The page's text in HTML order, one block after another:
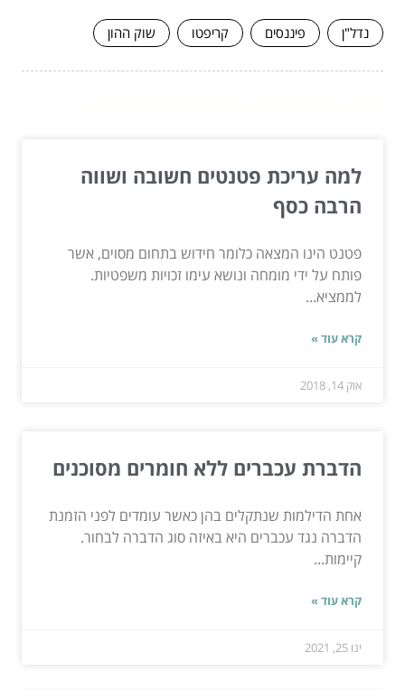
נדל"ן פיננסים קריפטו שוק ההון
למה עריכת פטנטים חשובה ושווה
הרבה כסף
פטנט הינו המצאה כלומר חידוש בתחום מסוים, אשר
פותח על ידי מומחה ונושא עימו זכויות משפטיות.
לממציא...
קרא עוד »
אוק 14, 2018
הדברת עכברים ללא חומרים מסוכנים
אחת הדילמות שנתקלים בהן כאשר עומדים לפני הזמנת
הדברה נגד עכברים היא באיזה סוג הדברה לבחור.
קיימות...
קרא עוד »
ינו 25, 2021